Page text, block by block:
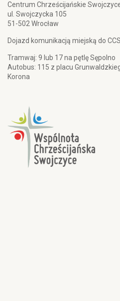
Centrum Chrześcijańskie
ul. Swojczycka 105
51-502 Wrocław
Dojazd komunikacją miejską do
Tramwaj: 9 lub 17 na pętlę Sępolno
Autobus: 115 z placu
Korona